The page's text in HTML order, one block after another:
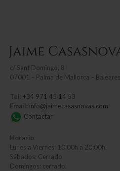
c/ Sant Domingo, 8
07001 – Palma de Mallorca – Baleares
Tel: +34 971 45 14 53
Email: info@jaimecasasnovas.com
Contactar
Horario
Lunes a Viernes: 10:00h a 20:00h.
Sábados: Cerrado
Domingos: cerrado.